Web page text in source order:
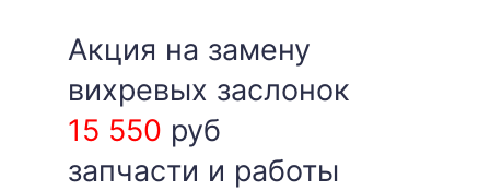
Акция на замену
вихревых заслонок
15 550 руб
запчасти и работы